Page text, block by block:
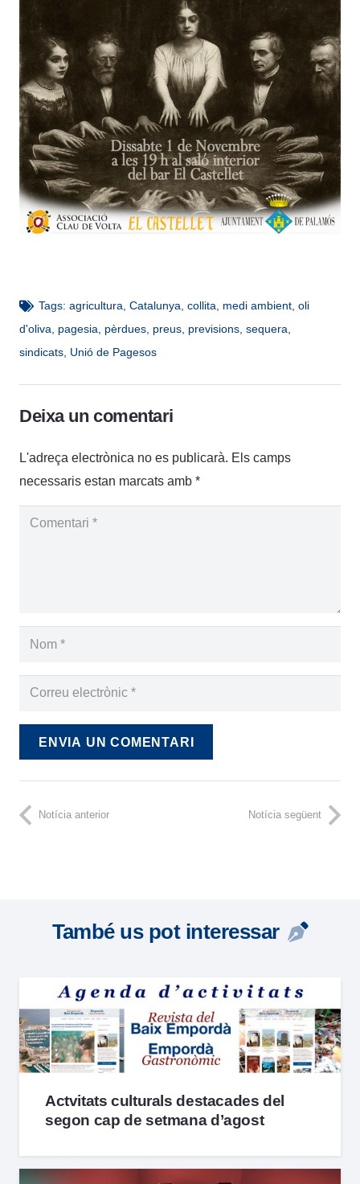
Tags: agricultura Catalunya collita medi ambient, oli
d'oliva
pagesia pèrdues preus previsions sequera
sindicats Unió de Pagesos
Deixa un comentari
L'adreça electrònica no es publicarà. Els camps
necessaris estan marcats amb *
ENVIA UN COMENTARI
Notícia anterior Notícia següent
També us pot interessar
Actvitats culturals destacades del
segon cap de setmana d’agost